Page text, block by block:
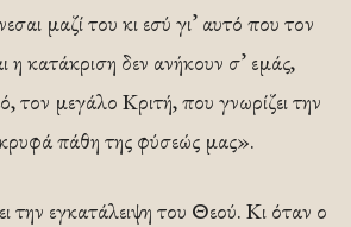
μαζί του κι εσύ γι’ αυτό που τον
η κατάκριση δεν ανήκουν σ’ εμάς,
μεγάλο Κριτή, που γνωρίζει την
πάθη της φύσεώς μας».
την εγκατάλειψη του Θεού. Κι όταν ο